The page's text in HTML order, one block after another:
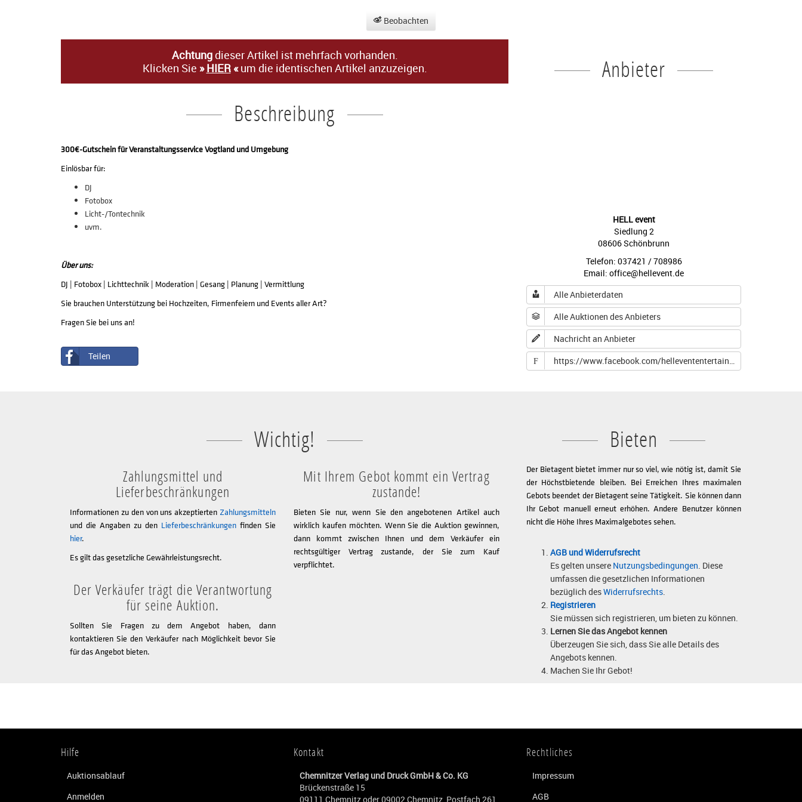
Beobachten
Achtungdieser Artikel ist mehrfach vorhanden.
Klicken Sie »HIER«um die identischen Artikel anzuzeigen.
Beschreibung
300€-Gutschein für Veranstaltungsservice Vogtland und Umgebung
Einlösbar für:
DJ
Fotobox
Licht-/Tontechnik
uvm.
Über uns:
DJ | Fotobox | Lichttechnik | Moderation | Gesang | Planung | Vermittlung
Sie brauchen Unterstützung bei Hochzeiten, Firmenfeiern und Events aller Art?
Fragen Sie bei uns an!
Teilen
Anbieter
HELL event
Siedlung 2
08606 Schönbrunn
Telefon: 037421 / 708986
Email: office@hellevent.de
Alle Anbieterdaten
Alle Auktionen des Anbieters
Nachricht an Anbieter
F https://www.facebook.com/hellevententertainment/
Wichtig!
Zahlungsmittel und
Lieferbeschränkungen
Informationen zu den von uns akzeptierten Zahlungsmitteln
und die Angaben zu den Lieferbeschränkungen finden Sie
hier.
Es gilt das gesetzliche Gewährleistungsrecht.
Der Verkäufer trägt die Verantwortung
für seine Auktion.
Sollten Sie Fragen zu dem Angebot haben, dann
kontaktieren Sie den Verkäufer nach Möglichkeit bevor Sie
für das Angebot bieten.
Mit Ihrem Gebot kommt ein Vertrag
zustande!
Bieten Sie nur, wenn Sie den angebotenen Artikel auch
wirklich kaufen möchten. Wenn Sie die Auktion gewinnen,
dann kommt zwischen Ihnen und dem Verkäufer ein
rechtsgültiger Vertrag zustande, der Sie zum Kauf
verpflichtet.
Bieten
Der Bietagent bietet immer nur so viel, wie nötig ist, damit Sie
der Höchstbietende bleiben. Bei Erreichen Ihres maximalen
Gebots beendet der Bietagent seine Tätigkeit. Sie können dann
Ihr Gebot manuell erneut erhöhen. Andere Benutzer können
nicht die Höhe Ihres Maximalgebotes sehen.
AGB und Widerrufsrecht
Es gelten unsere Nutzungsbedingungen . Diese
umfassen die gesetzlichen Informationen
bezüglich desWiderrufsrechts
Registrieren
Sie müssen sich registrieren, um bieten zu können.
Lernen Sie das Angebot kennen
Überzeugen Sie sich, dass Sie alle Details des
Angebots kennen.
Machen Sie Ihr Gebot!
Hilfe
Auktionsablauf
Anmelden
Kontakt
Chemnitzer Verlag und Druck GmbH & Co. KG
Brückenstraße 15
09111 Chemnitz oder 09002 Chemnitz, Postfach 261
Rechtliches
Impressum
AGB